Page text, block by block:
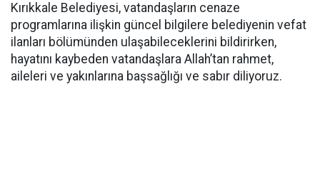
Kırıkkale Belediyesi, vatandaşların cenaze
programlarına ilişkin güncel bilgilere belediyenin vefat
ilanları bölümünden ulaşabileceklerini bildirirken,
hayatını kaybeden vatandaşlara Allah’tan rahmet,
aileleri ve yakınlarına başsağlığı ve sabır diliyoruz.